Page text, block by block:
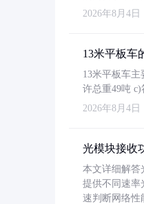
2026年8月4日
13米平板车
13米平板车主
许总重49吨
2026年8月4日
光模块接收
本文详细解答
提供不同速率
速判断网络性